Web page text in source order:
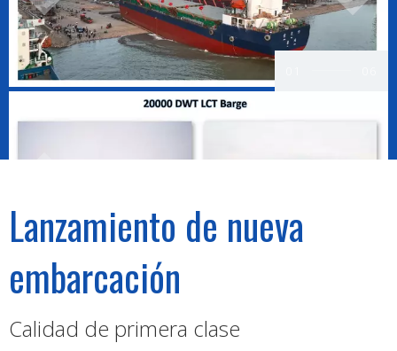
01
Lanzamiento de nueva
embarcación
Calidad de primera clase